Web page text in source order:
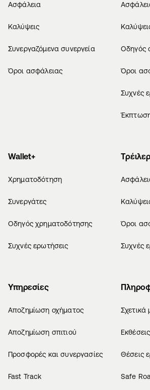
Ασφάλεια
Καλύψεις
Συνεργαζόμενα συνεργεία
Όροι ασφάλειας
Οδηγός
Όροι
Συχνές
Wallet+
Χρηματοδότηση
Συνεργάτες
Οδηγός χρηματοδότησης
Συχνές ερωτήσεις
Όροι
Συχνές
Υπηρεσίες
Αποζημίωση οχήματος
Αποζημίωση σπιτιού
Προσφορές και συνεργασίες
Fast Track
Σχετικά
Θέσεις
Safe